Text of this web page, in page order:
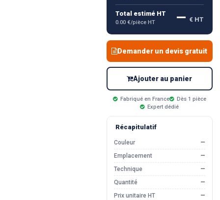
Total estimé HT
0.00 €/pièce HT — € HT
Demander un devis gratuit
Ajouter au panier
Fabriqué en France
Dès 1 pièce
Expert dédié
Récapitulatif
Couleur
—
Emplacement
—
Technique
—
Quantité
—
Prix unitaire HT
—